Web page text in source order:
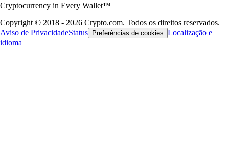
Cryptocurrency in Every Wallet™
Copyright © 2018 - 2026 Crypto.com. Todos os direitos reservados.
Aviso de PrivacidadeStatus Preferências de cookies Localização e
idioma